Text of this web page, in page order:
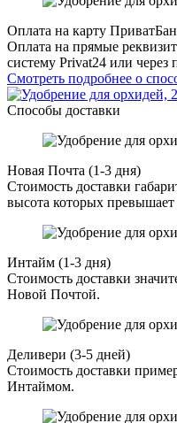
Оплата на карту
Оплата на прямые
систему Privat24 или
Смотреть подробнее о
Способы доставки
Новая Почта (1-3 дня)
Стоимость доставки
высота которых
Интайм (1-3 дня)
Стоимость доставки
Новой Почтой.
Деливери (3-5 дней)
Стоимость доставки
Интаймом.